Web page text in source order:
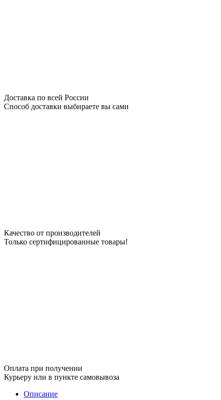
Доставка по всей России
Способ доставки выбираете вы сами
Качество от производителей
Только сертифицированные товары!
Оплата при получении
Курьеру или в пункте самовывоза
Описание